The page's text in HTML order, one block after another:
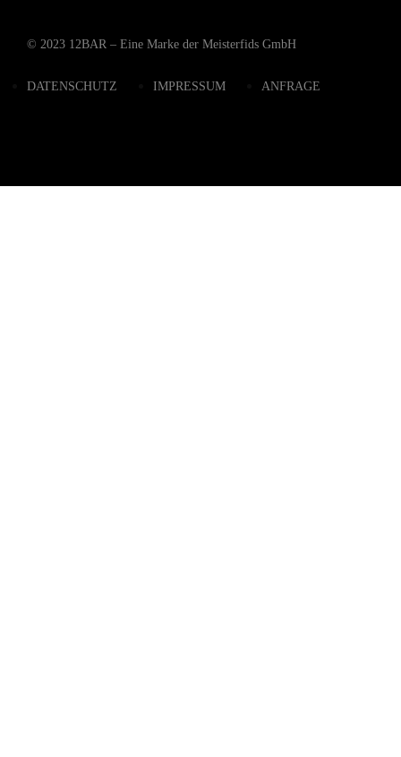
© 2023 12BAR – Eine Marke der Meisterfids GmbH
DATENSCHUTZ IMPRESSUM ANFRAGE